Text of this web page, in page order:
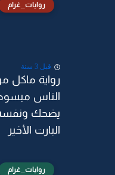
روايات_غرام
قبل 3 سنة
رواية
الناس
البارت الأخير
روايات_غرام